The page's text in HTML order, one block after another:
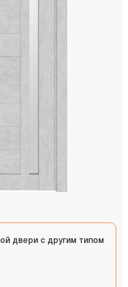
двери с другим типом